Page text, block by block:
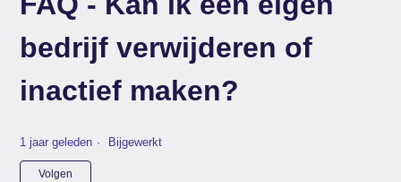
bedrijf verwijderen of
inactief maken?
1 jaar geleden Bijgewerkt
Volgen